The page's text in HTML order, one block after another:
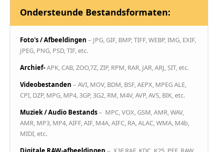
Ondersteunde Bestandsformaten:
Foto's / Afbeeldingen – JPG, GIF, BMP, TIFF, WEBP, IMG, EXIF,
JPEG, PNG, PSD, TIF, etc.
Archief-APK, CAB, ZOO,7Z, ZIP, RPM, RAR, JAR, ARJ, SIT, etc.
Videobestanden – AVI, MOV, BDM, BSF, AEPX, MPEG ALE,
CPI, DZP, MPG, MP4, 3GP, 3G2, RM, M4V, AVP, AVS, BIK, etc.
Muziek / Audio Bestands– MPC, VOX, GSM, AMR, WAV,
AMR, MP3, MP4, AIFF, AIF, M4A, AIFC, RA, ALAC, WMA, M4b,
MIDI, etc.